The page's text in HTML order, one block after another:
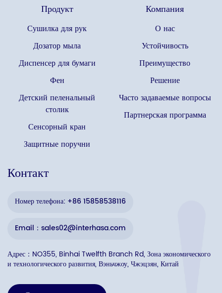
Продукт
Сушилка для рук
Дозатор мыла
Диспенсер для бумаги
Фен
Детский пеленальный
столик
Сенсорный кран
Защитные поручни
Компания
О нас
Устойчивость
Преимущество
Решение
Часто задаваемые вопросы
Партнерская программа
Контакт
Номер телефона: +86 15858538116
Email：sales02@interhasa.com
Адрес：NO355, Binhai Twelfth Branch Rd, Зона экономического
и технологического развития, Вэньчжоу, Чжэцзян, Китай